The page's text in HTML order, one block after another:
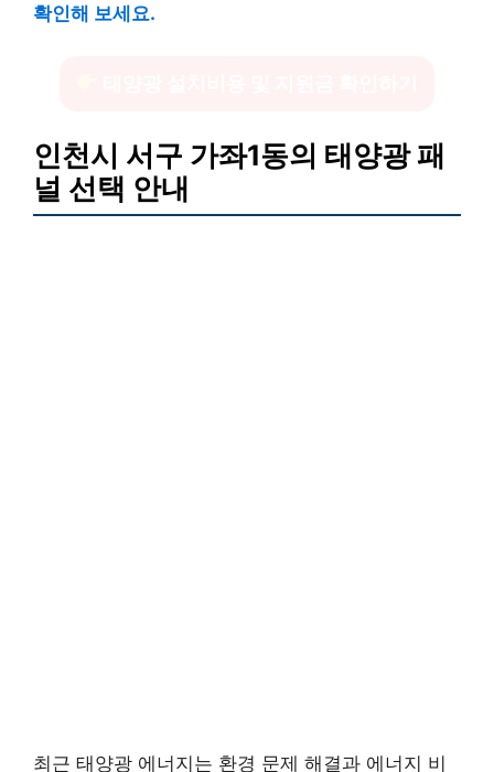
확인해 보세요.
인천시 서구 가좌1동의 태양광 패
널 선택 안내
최근 태양광 에너지는 환경 문제 해결과 에너지 비